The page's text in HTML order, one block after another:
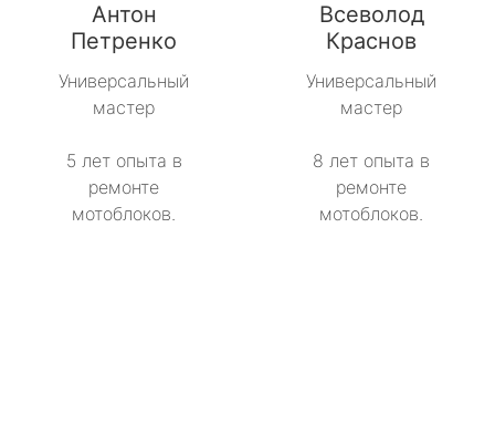
метро Рижская
метро Севастопольская
метро Строгино
Антон
Петренко
Универсальный
мастер
5 лет опыта в
ремонте
мотоблоков.
Всеволод
Краснов
Универсальный
мастер
8 лет опыта в
ремонте
мотоблоков.